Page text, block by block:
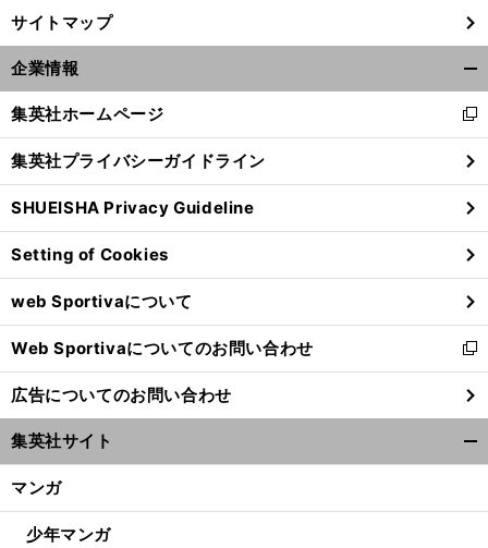
サイトマップ
企業情報
閉
る
集英社ホームページ
新
し
い
ウ
ィ
ン
ド
ウ
で
開
く
集英社プライバシーガイドライン
SHUEISHA Privacy Guideline
Setting of Cookies
web Sportivaについて
Web Sportivaについてのお問い合わせ
新
し
い
ウ
ィ
ン
ウ
広告についてのお問い合わせ
集英社サイト
マンガ
少年マンガ